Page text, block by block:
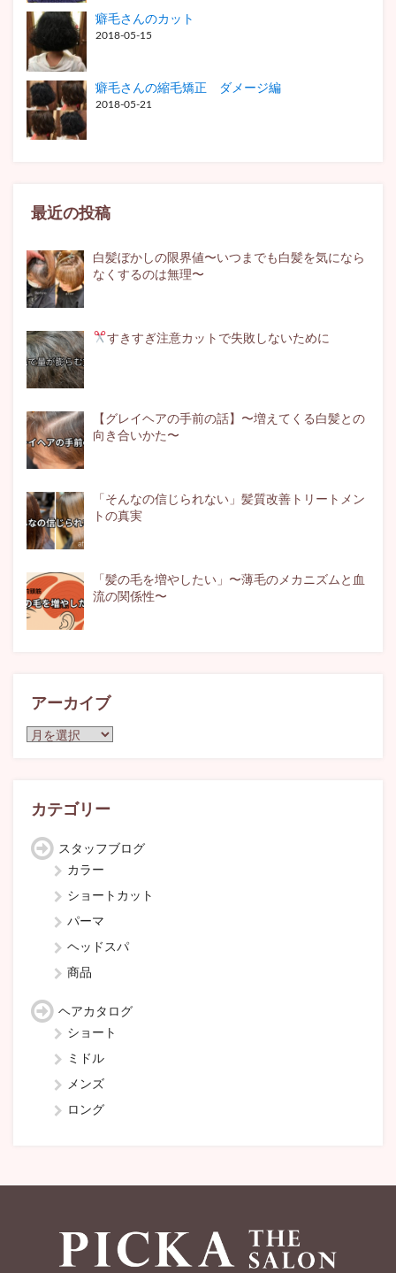
癖毛さんのカット
2018-05-15
癖毛さんの縮毛矯正 ダメージ編
2018-05-21
最近の投稿
白髪ぼかしの限界値〜いつまでも白髪を気になら
なくするのは無理〜
すきすぎ注意カットで失敗しないために
【グレイヘアの手前の話】〜増えてくる白髪との
向き合いかた〜
「そんなの信じられない」髪質改善トリートメン
トの真実
「髪の毛を増やしたい」〜薄毛のメカニズムと血
流の関係性〜
アーカイブ
ア
ブ
カテゴリー
スタッフブログ
カラー
ショートカット
パーマ
ヘッドスパ
商品
ヘアカタログ
ショート
ミドル
メンズ
ロング